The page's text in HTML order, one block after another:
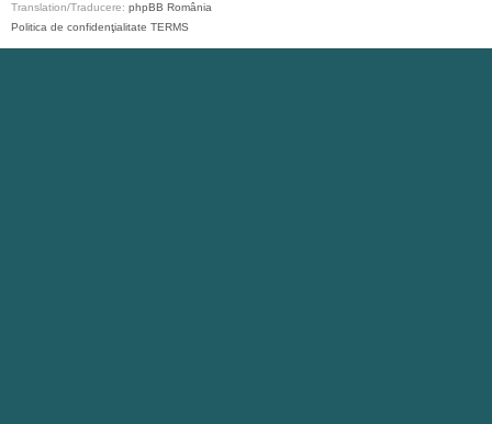
Translation/Traducere: phpBB România
Politica de confidenţialitate TERMS